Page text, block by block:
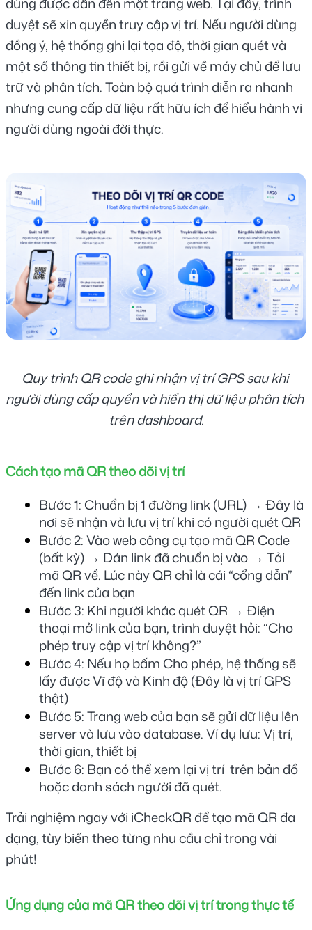
duyệt sẽ xin quyền truy cập vị trí. Nếu người dùng
đồng ý, hệ thống ghi lại tọa độ, thời gian quét và
một số thông tin thiết bị, rồi gửi về máy chủ để lưu
trữ và phân tích. Toàn bộ quá trình diễn ra nhanh
nhưng cung cấp dữ liệu rất hữu ích để hiểu hành vi
người dùng ngoài đời thực.
Quy trình QR code ghi nhận vị trí GPS sau khi
người dùng cấp quyền và hiển thị dữ liệu phân tích
trên dashboard.
Cách tạo mã QR theo dõi vị trí
Bước 1: Chuẩn bị 1 đường link (URL) → Đây là
nơi sẽ nhận và lưu vị trí khi có người quét QR
Bước 2: Vào web công cụ tạo mã QR Code
(bất kỳ) → Dán link đã chuẩn bị vào → Tải
mã QR về. Lúc này QR chỉ là cái “cổng dẫn”
đến link của bạn
Bước 3: Khi người khác quét QR → Điện
thoại mở link của bạn, trình duyệt hỏi: “Cho
phép truy cập vị trí không?”
Bước 4: Nếu họ bấm Cho phép, hệ thống sẽ
lấy được Vĩ độ và Kinh độ (Đây là vị trí GPS
thật)
Bước 5: Trang web của bạn sẽ gửi dữ liệu lên
server và lưu vào database. Ví dụ lưu: Vị trí,
thời gian, thiết bị
Bước 6: Bạn có thể xem lại vị trí  trên bản đồ
hoặc danh sách người đã quét.
Trải nghiệm ngay với iCheckQR để tạo mã QR đa
dạng, tùy biến theo từng nhu cầu chỉ trong vài
phút!
Ứng dụng của mã QR theo dõi vị trí trong thực tế